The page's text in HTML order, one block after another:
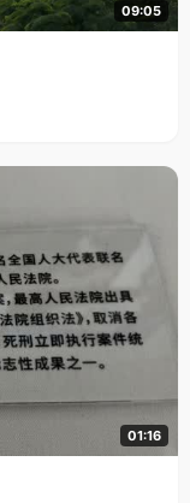
09:05
01:16